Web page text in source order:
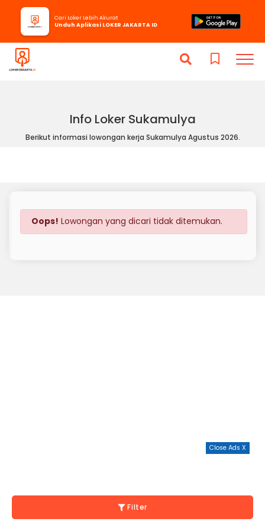
Info Loker Sukamulya
Berikut informasi lowongan kerja Sukamulya Agustus 2026.
Cari Loker Lebih Akurat
Unduh Aplikasi LOKER JAKARTA ID
Oops! Lowongan yang dicari tidak ditemukan.
Close Ads X
Filter